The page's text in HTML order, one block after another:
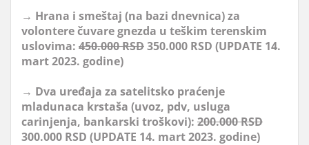
→ Hrana i smeštaj (na bazi dnevnica) za
volontere čuvare gnezda u teškim terenskim
uslovima: 450.000 RSD350.000 RSD (UPDATE 14.
mart 2023. godine)
→ Dva uređaja za satelitsko praćenje
mladunaca krstaša (uvoz, pdv, usluga
carinjenja, bankarski troškovi): 200.000 RSD
300.000 RSD (UPDATE 14. mart 2023. godine)